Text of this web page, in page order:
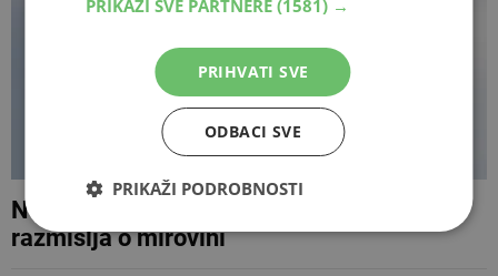
Nakon teške ozljede Lindsey Vonn
razmišlja o mirovini
PRIKAŽI SVE PARTNERE (1581) →
PRIHVATI SVE
ODBACI SVE
PRIKAŽI PODROBNOSTI